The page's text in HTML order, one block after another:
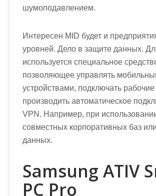
шумоподавлением.
Интересен MID будет и
уровней. Дело в защите данных.
используется специальное
позволяющее управлять
устройствами, подключать рабочие
производить автоматическое
VPN. Например, при
совместных корпоративных баз
данных.
Samsung ATIV
PC Pro